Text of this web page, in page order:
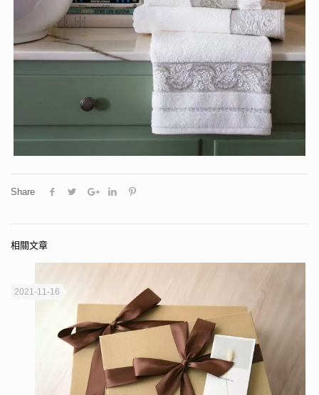
Share
相關文章
2021-11-16